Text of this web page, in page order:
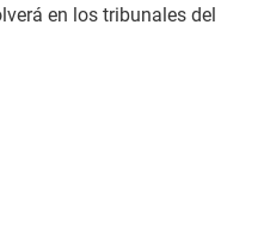
en los tribunales del